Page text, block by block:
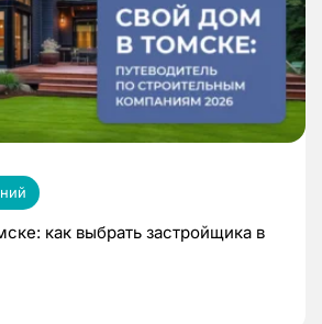
как выбрать застройщика в